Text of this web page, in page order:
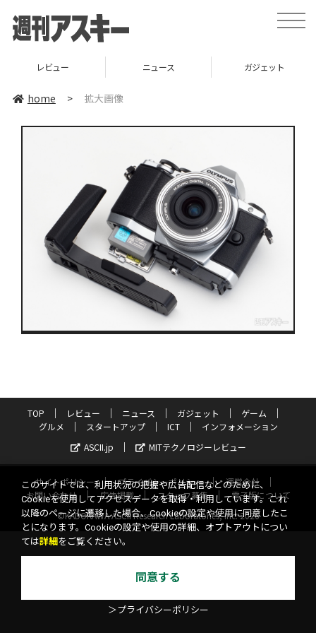
toggle
レビュー ニュース ガジェット
home > 拡大画像
TOP レビュー ニュース ガジェット
ゲーム
グルメ
スタートアップ ICT
インフォメーション
ASCII.jp
MITテクノロジーレビュー
サイトポリシー プライバシーポリシー
運営会社
お問い合わせ
広告掲載 スタッフ募集
電子版について
©KADOKAWA ASCII Research Laboratories, Inc. 2026
このサイトでは、利用状況の把握や広告配信などのために、
Cookieを使用してアクセスデータを取得・利用しています。これ
以降のページに遷移した場合、Cookieの設定や使用に同意したこ
とになります。Cookieの設定や使用の詳細、オプトアウトについ
ては詳細 をご覧ください。
同意する
＞プライバシーポリシー